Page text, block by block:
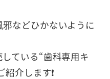
などひかないように
ている“歯科専用キ
介します❗️